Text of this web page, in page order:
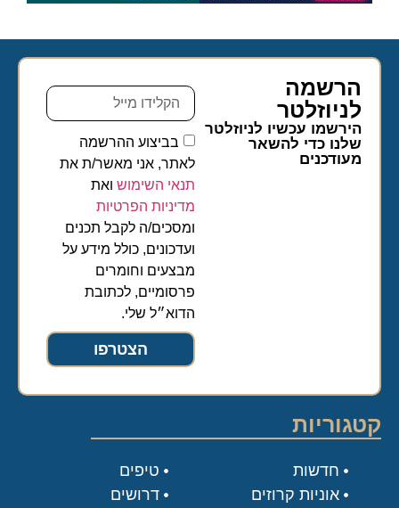
הרשמה
לניוזלטר​
הירשמו עכשיו לניוזלטר
שלנו כדי להשאר
מעודכנים
בביצוע ההרשמה
לאתר, אני מאשר/ת את
תנאי השימושואת
מדיניות הפרטיות
ומסכים/ה לקבל תכנים
ועדכונים, כולל מידע על
מבצעים וחומרים
פרסומיים, לכתובת
הדוא״ל שלי.
הצטרפו
קטגוריות
טיפים
דרושים
חדשות
אוניות קרוזים